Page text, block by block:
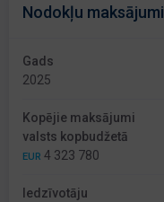
Nodokļu maksājumi
Gads
2025
Kopējie maksājumi
valsts kopbudžetā
EUR 4 323 780
Iedzīvotāju